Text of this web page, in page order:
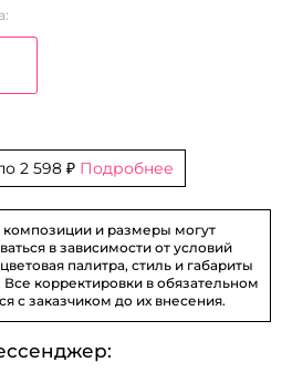
2 598 ₽ Подробнее
и размеры могут
в зависимости от условий
палитра, стиль и габариты
корректировки в обязательном
с заказчиком до их внесения.